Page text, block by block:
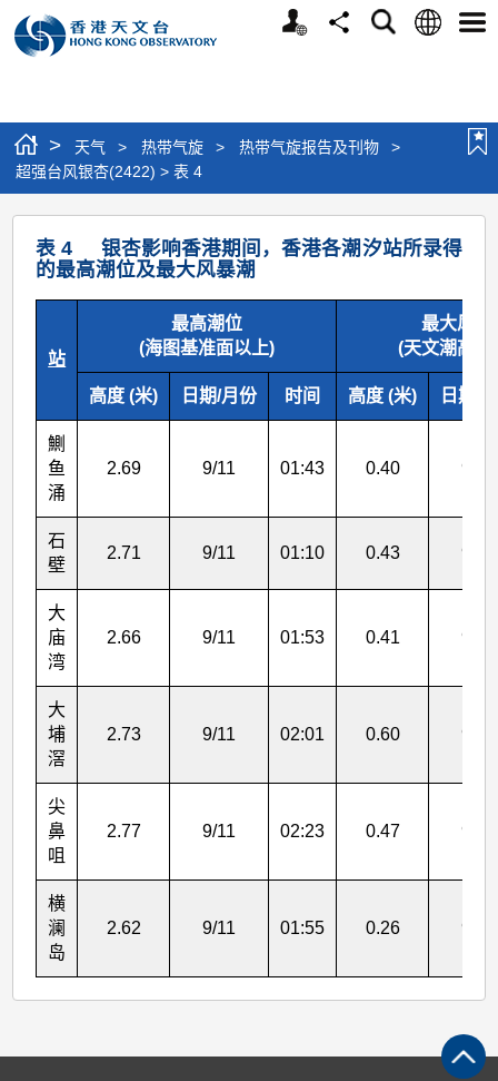
个
分
搜
语
选
> 天气 > 热带气旋 > 热带气旋报告及刊物
>
超强台风银杏(2422) > 表 4
超
强
台
(2422)
表 4 银杏影响香港期间，香港各潮汐站所录得
的最高潮位及最大风暴潮
站
最高潮位
(海图基准面以上)
最大风暴
(天文潮高度
高度 (米) 日期/月份 时间 高度 (米) 日期/
鰂
鱼
涌
2.69 9/11 01:43 0.40 9/11
石
壁
2.71 9/11 01:10 0.43 9/11
大
庙
湾
2.66 9/11 01:53 0.41 9/11
大
埔
滘
2.73 9/11 02:01 0.60 9/11
尖
鼻
咀
2.77 9/11 02:23 0.47 9/11
横
澜
岛
2.62 9/11 01:55 0.26 9/11